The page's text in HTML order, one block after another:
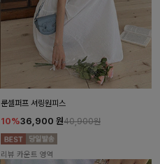
룬셀퍼프 셔링원피스
10%36,900 원40,900원
리뷰 카운트 영역